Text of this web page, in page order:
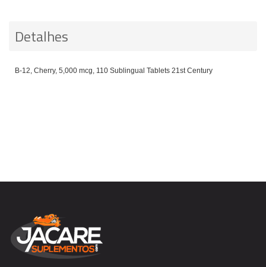
Detalhes
B-12, Cherry, 5,000 mcg, 110 Sublingual Tablets 21st Century